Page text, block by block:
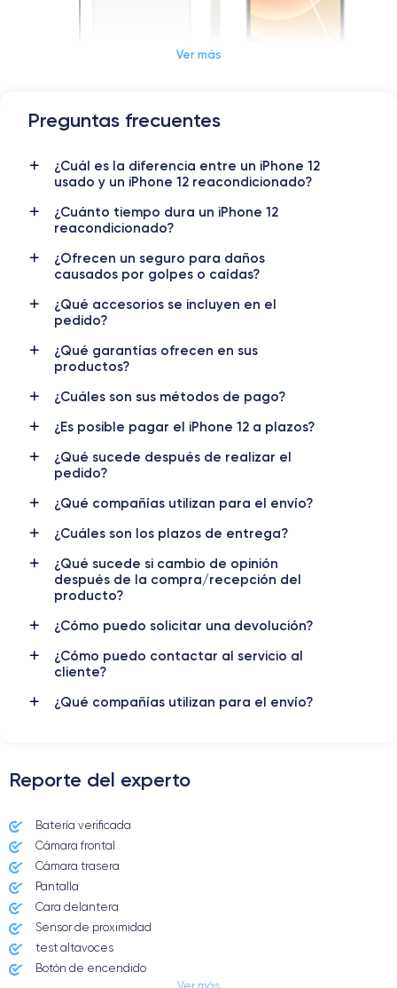
Dimensiones y Peso iPhone 12
Lanzamiento
13/10/2020
Sist. operativo
iOS (iOS 26)
Dimensiones
OLED 6.1 pulgadas 1170 x 2532 píxeles
4 GB 64,128,256 GB
Nombre CPU Núm. de núcleos
Nombre GPU
4 Core GPU
Frec. procesador
Cámara Cámara Frontal
Resolución vídeo
4K - 3840x2160px
Carga rápida
Si, mínimo 20W
Batería
2815 mAh
Doble SIM
Red móvil
Ver más
Preguntas frecuentes
¿Cuál es la diferencia entre un iPhone 12
usado y un iPhone 12 reacondicionado?
¿Cuánto tiempo dura un iPhone 12
reacondicionado?
¿Ofrecen un seguro para daños
causados por golpes o caídas?
¿Qué accesorios se incluyen en el
pedido?
¿Qué garantías ofrecen en sus
productos?
¿Cuáles son sus métodos de pago?
¿Es posible pagar el iPhone 12 a plazos?
¿Qué sucede después de realizar el
pedido?
¿Qué compañías utilizan para el envío?
¿Cuáles son los plazos de entrega?
¿Qué sucede si cambio de opinión
después de la compra/recepción del
producto?
¿Cómo puedo solicitar una devolución?
¿Cómo puedo contactar al servicio al
cliente?
¿Qué compañías utilizan para el envío?
Reporte del experto
Batería verificada
Cámara frontal
Cámara trasera
Pantalla
Cara delantera
Sensor de proximidad
test altavoces
Botón de encendido